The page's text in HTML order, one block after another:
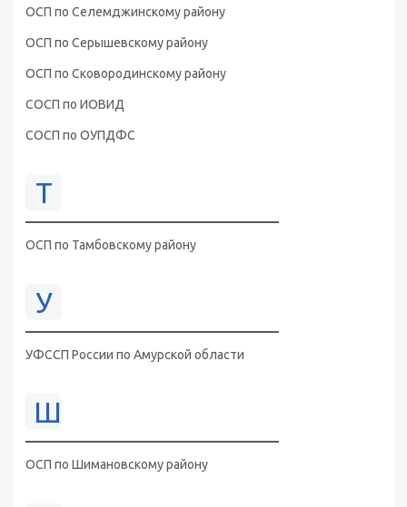
ОСП по Селемджинскому району
ОСП по Серышевскому району
ОСП по Сковородинскому району
СОСП по ИОВИД
СОСП по ОУПДФС
Т
ОСП по Тамбовскому району
У
УФССП России по Амурской области
Ш
ОСП по Шимановскому району